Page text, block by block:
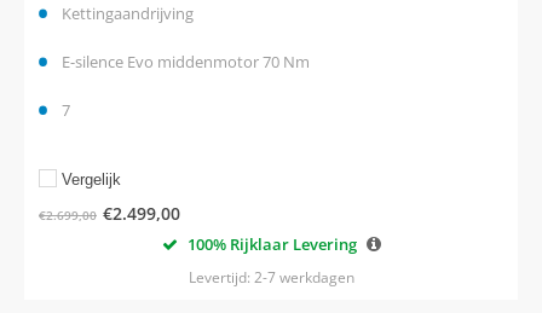
100% Rijklaar Levering
Levertijd: 2-7 werkdagen
Kettingaandrijving
E-silence Evo middenmotor 70 Nm
7
€2.699,00 €2.499,00
Vergelijk